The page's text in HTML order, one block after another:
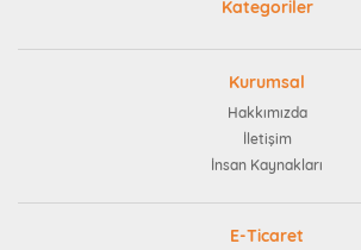
Kategoriler
Kurumsal
Hakkımızda
İletişim
İnsan Kaynakları
E-Ticaret